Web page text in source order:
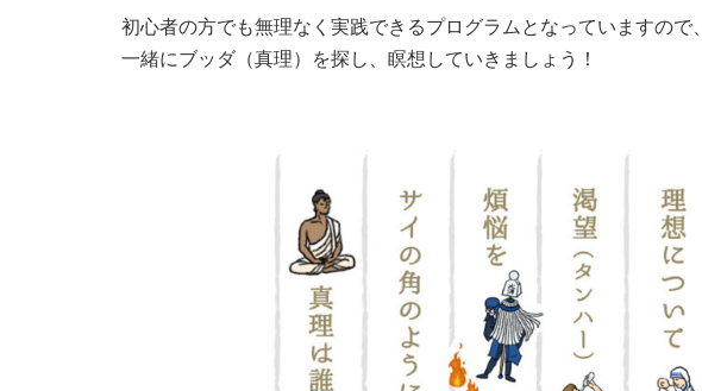
初心者の方でも無理なく実践できるプログラムとなっていますので、
一緒にブッダ（真理）を探し、瞑想していきましょう！